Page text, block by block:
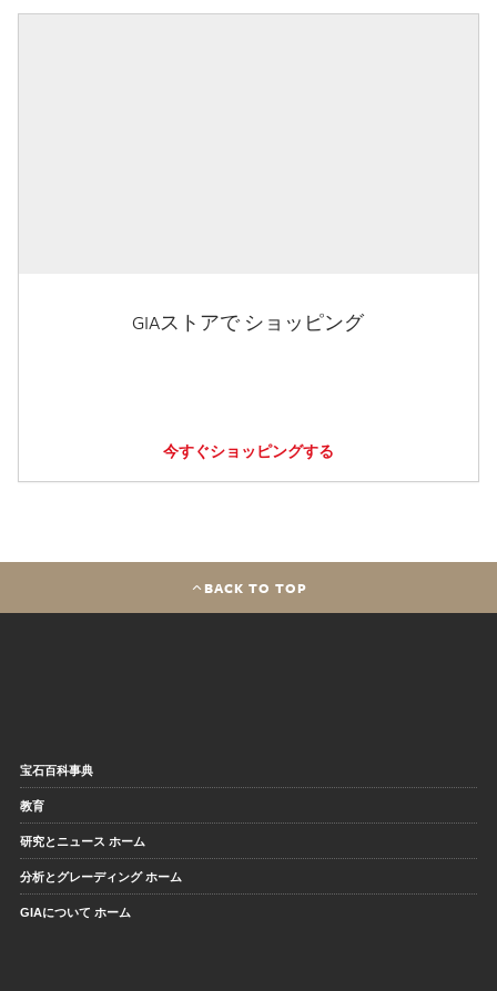
GIAストアで ショッピング
今すぐショッピングする
BACK TO TOP
宝石百科事典
教育
研究とニュース ホーム
分析とグレーディング ホーム
GIAについて ホーム